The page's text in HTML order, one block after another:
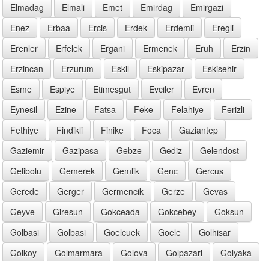
Elmadag
Elmali Emet Emirdag
Emirgazi
Enez
Erbaa Ercis Erdek Erdemli
Eregli
Erenler
Erfelek Ergani Ermenek Eruh
Erzin
Erzincan
Erzurum Eskil Eskipazar
Eskisehir
Esme
Espiye Etimesgut Evciler
Evren
Eynesil
Ezine Fatsa Feke Felahiye
Ferizli
Fethiye
Findikli Finike Foca
Gaziantep
Gaziemir
Gazipasa Gebze Gediz
Gelendost
Gelibolu
Gemerek Gemlik Genc
Gercus
Gerede
Gerger Germencik Gerze
Gevas
Geyve
Giresun Gokceada Gokcebey
Goksun
Golbasi
Golbasi Goelcuek Goele
Golhisar
Golkoy
Golmarmara Golova Golpazari
Golyaka